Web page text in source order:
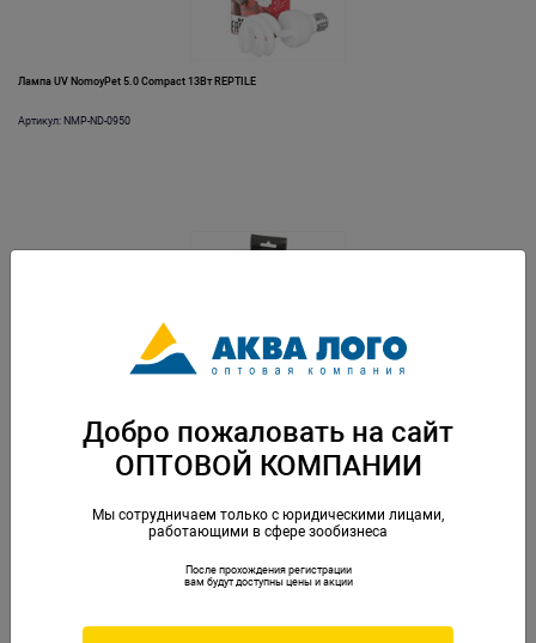
Лампа UV NomoyPet 5.0 Compact 13Вт REPTILE
Артикул: NMP-ND-0950
Артикул: NMP-ND-1950Добро пожаловать на сайт
ОПТОВОЙ КОМПАНИИ
Мы сотрудничаем только с юридическими лицами,
работающими в сфере зообизнеса
После прохождения регистрации
вам будут доступны цены и акции